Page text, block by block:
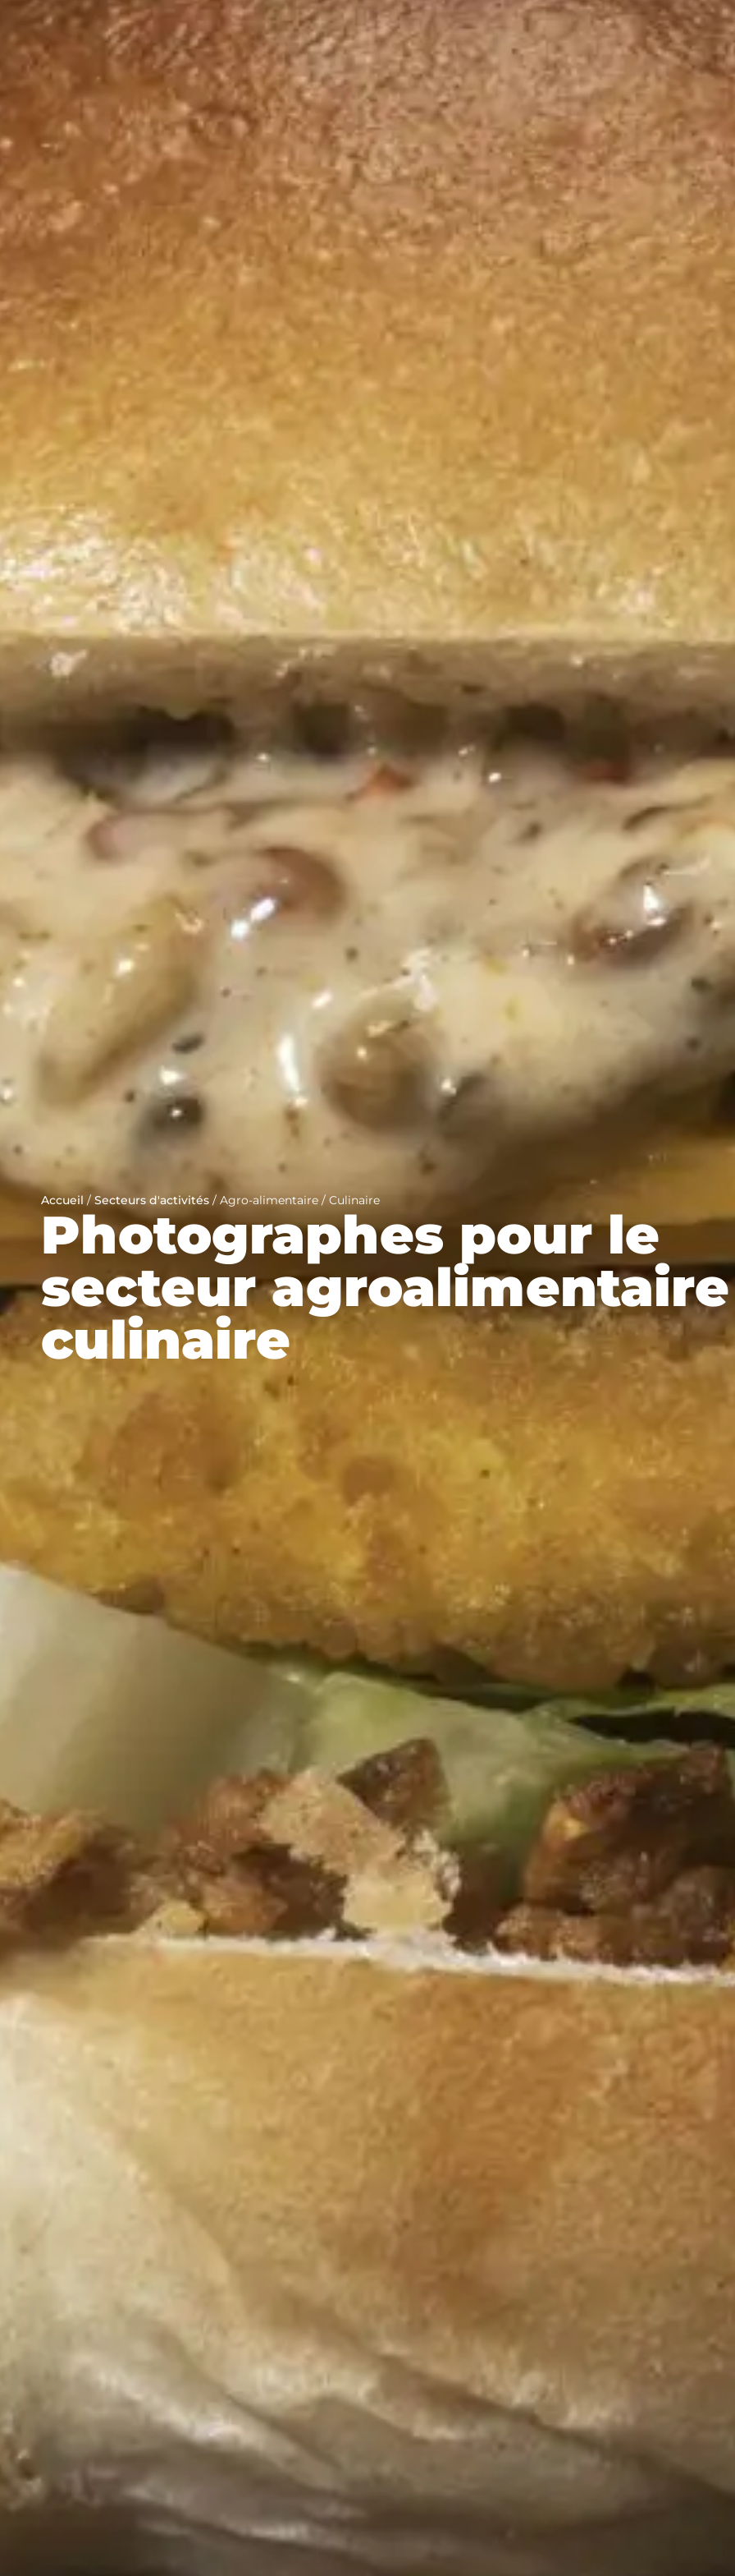
Accueil / Secteurs d'activités / Agro-alimentaire / Culinaire
Photographes pour le
secteur
culinaire